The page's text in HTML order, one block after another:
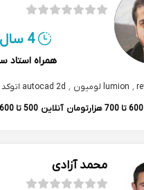
4 سال
همراه استاد
, lumion لومیون , autocad 2d اتوکد دو بعدی
600 تا 700 هزارتومان آنلاین 500 تا 600 هزارتومان
محمد آزادی